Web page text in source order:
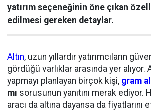
yatırım seçeneğinin öne çıkan
edilmesi gereken detaylar.
Altın, uzun yıllardır yatırımcıların
gördüğü varlıklar arasında yer alıyor.
yapmayı planlayan birçok kişi, gram
mı sorusunun yanıtını merak ediyor.
aracı da altına dayansa da fiyatlarını